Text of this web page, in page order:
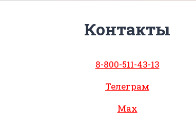
Контакты
8-800-511-43-13
Телеграм
Max